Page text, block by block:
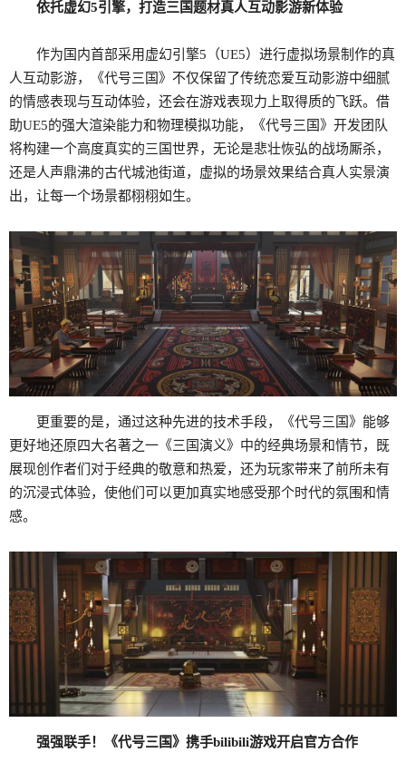
依托虚幻5引擎，打造三国题材真人互动影游新体验
作为国内首部采用虚幻引擎5（UE5）进行虚拟场景制作的真
人互动影游，《代号三国》不仅保留了传统恋爱互动影游中细腻
的情感表现与互动体验，还会在游戏表现力上取得质的飞跃。借
助UE5的强大渲染能力和物理模拟功能，《代号三国》开发团队
将构建一个高度真实的三国世界，无论是悲壮恢弘的战场厮杀，
还是人声鼎沸的古代城池街道，虚拟的场景效果结合真人实景演
出，让每一个场景都栩栩如生。
更重要的是，通过这种先进的技术手段，《代号三国》能够
更好地还原四大名著之一《三国演义》中的经典场景和情节，既
展现创作者们对于经典的敬意和热爱，还为玩家带来了前所未有
的沉浸式体验，使他们可以更加真实地感受那个时代的氛围和情
感。
强强联手！《代号三国》携手bilibili游戏开启官方合作